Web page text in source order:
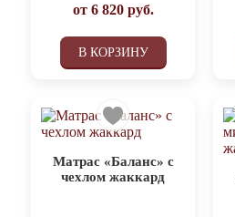
от 6 820руб.
В КОРЗИНУ
Матрас «Баланс» с
чехлом жаккард